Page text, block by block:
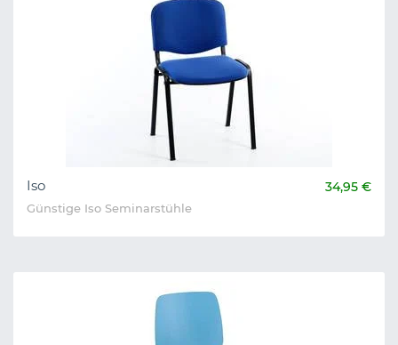
Iso 34,95 €
Günstige Iso Seminarstühle